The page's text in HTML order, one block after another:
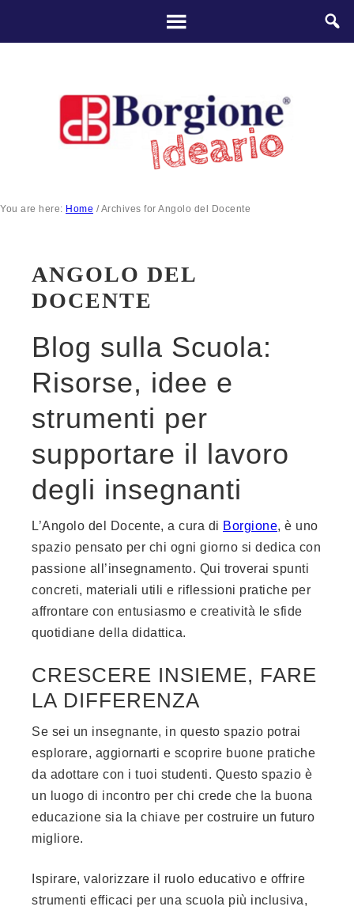
You are here: Home /Archives for Angolo del Docente
ANGOLO DEL
DOCENTE
Blog sulla Scuola:
Risorse, idee e
strumenti per
supportare il lavoro
degli insegnanti
L’Angolo del Docente, a cura di Borgione, è uno
spazio pensato per chi ogni giorno si dedica con
passione all’insegnamento. Qui troverai spunti
concreti, materiali utili e riflessioni pratiche per
affrontare con entusiasmo e creatività le sfide
quotidiane della didattica.
CRESCERE INSIEME, FARE
LA DIFFERENZA
Se sei un insegnante, in questo spazio potrai
esplorare, aggiornarti e scoprire buone pratiche
da adottare con i tuoi studenti. Questo spazio è
un luogo di incontro per chi crede che la buona
educazione sia la chiave per costruire un futuro
migliore.
Ispirare, valorizzare il ruolo educativo e offrire
strumenti efficaci per una scuola più inclusiva,